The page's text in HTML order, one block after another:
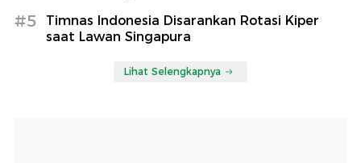
#5
Timnas Indonesia Disarankan Rotasi Kiper
saat Lawan Singapura
Lihat Selengkapnya